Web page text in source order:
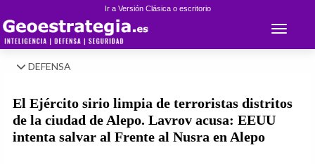
Ir a Versión Clásica o escritorio
Toggle
DEFENSA
El Ejército sirio limpia de terroristas distritos
de la ciudad de Alepo. Lavrov acusa: EEUU
intenta salvar al Frente al Nusra en Alepo